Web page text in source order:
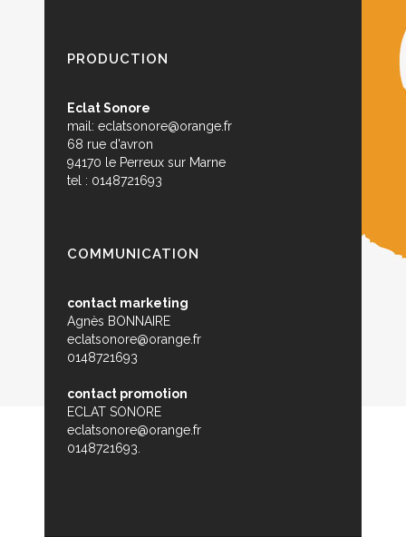
PRODUCTION
Eclat Sonore
mail: eclatsonore@orange.fr
68 rue d'avron
94170 le Perreux sur Marne
tel : 0148721693
COMMUNICATION
contact marketing
Agnès BONNAIRE
eclatsonore@orange.fr
0148721693
contact promotion
ECLAT SONORE
eclatsonore@orange.fr
0148721693.